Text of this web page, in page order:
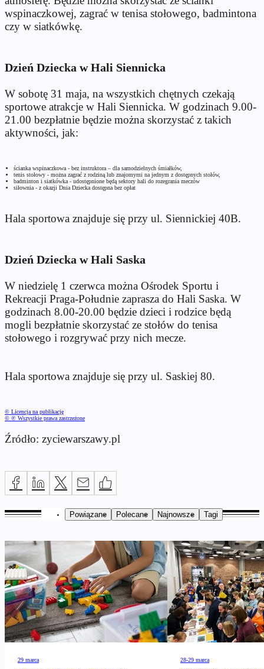
wspinaczkowej, zagrać w tenisa stołowego, badmintona
czy w siatkówkę.
Dzień Dziecka w Hali Siennicka
W sobotę 31 maja, na wszystkich chętnych czekają
sportowe atrakcje w Hali Siennicka. W godzinach 9.00-
21.00 bezpłatnie będzie można skorzystać z takich
aktywności, jak:
ścianka wspinaczkowa - bez instruktora – dla samodzielnych śmiałków,
tenis stołowy - można zagrać z rodziną lub znajomymi na jednym z dostępnych stołów,
badminton i siatkówka - udostępnione będą sektory hali do rozegrania meczów
siłownia - z okazji Dnia Dziecka dostępna bez opłat
Hala sportowa znajduje się przy ul. Siennickiej 40B.
Dzień Dziecka w Hali Saska
W niedzielę 1 czerwca można Ośrodek Sportu i
Rekreacji Praga-Południe zaprasza do Hali Saska. W
godzinach 8.00-20.00 będzie dzieci i rodzice będą
mogli bezpłatnie skorzystać ze stołów do tenisa
stołowego i rozgrywać przy nich mecze.
Hala sportowa znajduje się przy ul. Saskiej 80.
© Licencja na publikację
© ℗ Wszystkie prawa zastrzeżone
Źródło: zyciewarszawy.pl
Powiązane Polecane Najnowsze Tagi
29 marca 28-29 marca